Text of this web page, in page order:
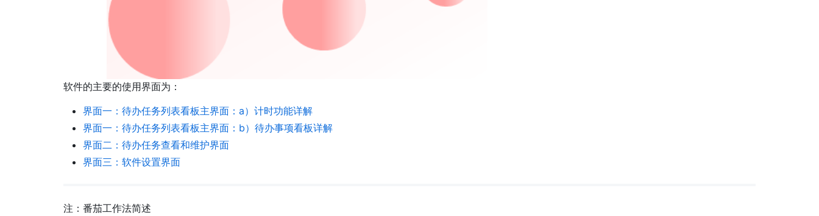
软件的主要的使用界面为：
界面一：待办任务列表看板主界面：a）计时功能详解
界面一：待办任务列表看板主界面：b）待办事项看板详解
界面二：待办任务查看和维护界面
界面三：软件设置界面
注：番茄工作法简述